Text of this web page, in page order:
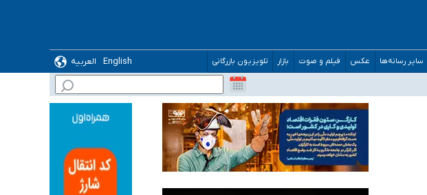
سایر رسانه‌ها عکس فیلم و صوت بازار تلویزیون بازرگانی English
العربیه
با شرایط جدید تصمیم‌گیری می‌شود